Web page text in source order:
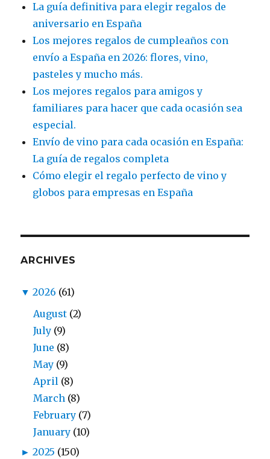
La guía definitiva para elegir regalos de
aniversario en España
Los mejores regalos de cumpleaños con
envío a España en 2026: flores, vino,
pasteles y mucho más.
Los mejores regalos para amigos y
familiares para hacer que cada ocasión sea
especial.
Envío de vino para cada ocasión en España:
La guía de regalos completa
Cómo elegir el regalo perfecto de vino y
globos para empresas en España
ARCHIVES
▼ 2026 (61)
August (2)
July (9)
June (8)
May (9)
April (8)
March (8)
February (7)
January (10)
► 2025 (150)